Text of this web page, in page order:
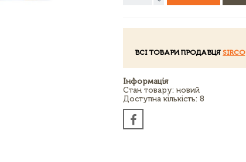
ВСІ ТОВАРИ ПРОДАВЦЯSIRCO
Інформація
Стан товару: новий
Доступна кількість: 8